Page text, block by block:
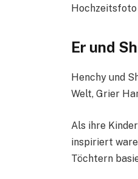
Hochzeitsfoto
Er und
Henchy und
Welt, Grier
Als ihre
inspiriert
Töchtern